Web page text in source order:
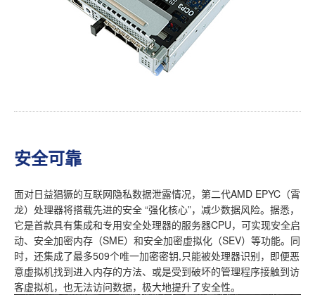
安全可靠
面对日益猖獗的互联网隐私数据泄露情况，第二代AMD EPYC（霄
龙）处理器将搭载先进的安全 “强化核心”，减少数据风险。据悉，
它是首款具有集成和专用安全处理器的服务器CPU，可实现安全启
动、安全加密内存（SME）和安全加密虚拟化（SEV）等功能。同
时，还集成了最多509个唯一加密密钥,只能被处理器识别，即便恶
意虚拟机找到进入内存的方法、或是受到破坏的管理程序接触到访
客虚拟机，也无法访问数据，极大地提升了安全性。